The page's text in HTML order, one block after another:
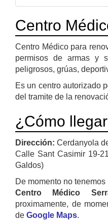
Centro
Centro Médico para
permisos de armas y
peligrosos, grúas,
Es un centro autorizado
del tramite de la
¿Cómo
Dirección: Cerdanyola
Calle Sant Casimir 19-
Galdos)
De momento no
Centro Médico
proximamente, de
de Google Maps.